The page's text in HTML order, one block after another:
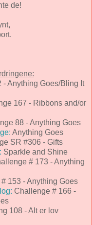
de!
- Anything Goes/Bling It
167 - Ribbons and/or
88 - Anything Goes
Anything Goes
SR #306 - Gifts
Sparkle and Shine
# 173 - Anything
153 - Anything Goes
Challenge # 166 -
108 - Alt er lov